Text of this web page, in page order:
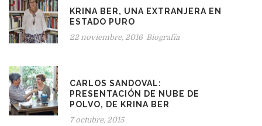
KRINA BER, UNA EXTRANJERA EN
ESTADO PURO
22 noviembre, 2016 Biografía
CARLOS SANDOVAL:
PRESENTACIÓN DE NUBE DE
POLVO, DE KRINA BER
7 octubre, 2015